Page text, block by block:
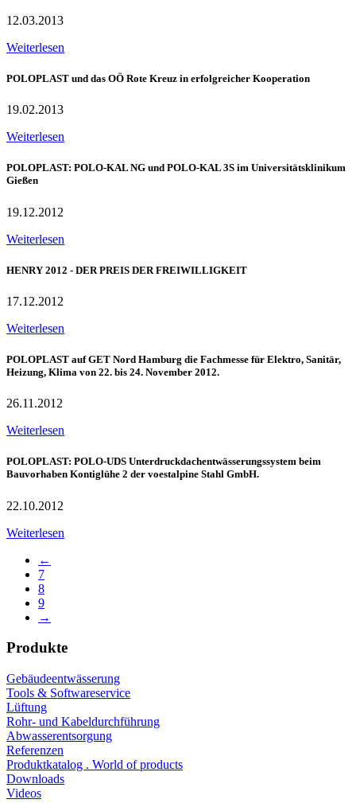
12.03.2013
Weiterlesen
POLOPLAST und das OÖ Rote Kreuz in erfolgreicher Kooperation
19.02.2013
Weiterlesen
POLOPLAST: POLO-KAL NG und POLO-KAL 3S im Universitätsklinikum
Gießen
19.12.2012
Weiterlesen
HENRY 2012 - DER PREIS DER FREIWILLIGKEIT
17.12.2012
Weiterlesen
POLOPLAST auf GET Nord Hamburg die Fachmesse für Elektro, Sanitär,
Heizung, Klima von 22. bis 24. November 2012.
26.11.2012
Weiterlesen
POLOPLAST: POLO-UDS Unterdruckdachentwässerungssystem beim
Bauvorhaben Kontiglühe 2 der voestalpine Stahl GmbH.
22.10.2012
Weiterlesen
←
7
8
9
→
Produkte
Gebäudeentwässerung
Tools & Softwareservice
Lüftung
Rohr- und Kabeldurchführung
Abwasserentsorgung
Referenzen
Produktkatalog . World of products
Downloads
Videos